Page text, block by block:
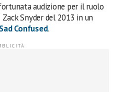
audizione per il ruolo
Snyder del 2013 in un
Confused.